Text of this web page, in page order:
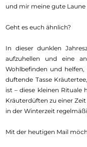
und mir meine gute Laune
Geht es euch ähnlich?
In dieser dunklen
aufzuhellen und eine
Wohlbefinden und
duftende Tasse
ist – diese kleinen Rituale
Kräuterdüften zu einer
in der Winterzeit
Mit der heutigen Mail